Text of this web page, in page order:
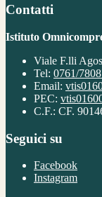
Contatti
Istituto
Viale F.lli
Tel: 0761/
Email:
PEC:
C.F.: CF.
Seguici su
Facebook
Instagram